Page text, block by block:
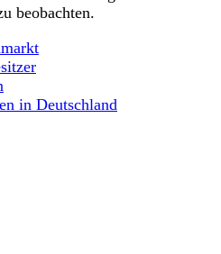
beobachten.
in Deutschland